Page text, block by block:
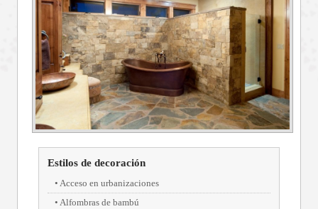
Estilos de decoración
Acceso en urbanizaciones
Alfombras de bambú